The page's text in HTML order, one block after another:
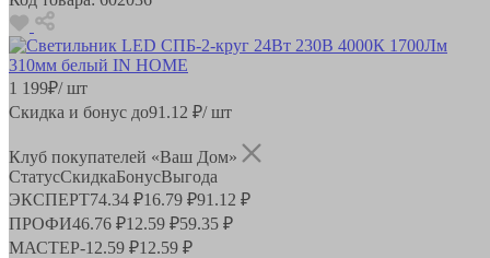
1 199₽/ шт
Скидка и бонус до91.12 ₽/ шт
Клуб покупателей «Ваш Дом»
СтатусСкидкаБонусВыгода
ЭКСПЕРТ74.34 ₽16.79 ₽91.12 ₽
ПРОФИ46.76 ₽12.59 ₽59.35 ₽
МАСТЕР-12.59 ₽12.59 ₽